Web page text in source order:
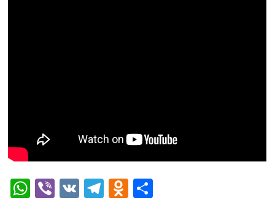
WhatsApp
Viber
VKTelegram
Odnoklassniki